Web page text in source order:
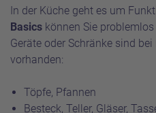
In der Küche geht es um
Basics können Sie
Geräte oder Schränke sind
vorhanden:
Töpfe, Pfannen
Besteck, Teller, Gläser,